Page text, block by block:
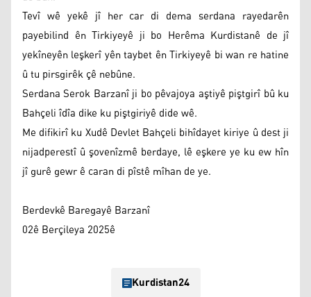
Tevî wê yekê jî her car di dema serdana rayedarên
payebilind ên Tirkiyeyê ji bo Herêma Kurdistanê de jî
yekîneyên leşkerî yên taybet ên Tirkiyeyê bi wan re hatine
û tu pirsgirêk çê nebûne.
Serdana Serok Barzanî ji bo pêvajoya aştiyê piştgirî bû ku
Bahçeli îdîa dike ku piştgiriyê dide wê.
Me difikirî ku Xudê Devlet Bahçeli bihîdayet kiriye û dest ji
nijadperestî û şovenîzmê berdaye, lê eşkere ye ku ew hîn
jî gurê gewr ê caran di pîstê mîhan de ye.
Berdevkê Baregayê Barzanî
02ê Berçileya 2025ê
Kurdistan24